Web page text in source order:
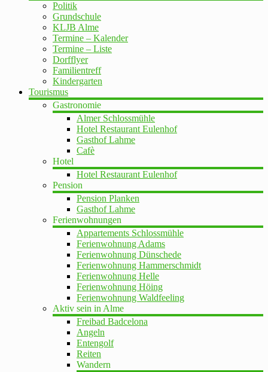
Politik
Grundschule
KLJB Alme
Termine – Kalender
Termine – Liste
Dorfflyer
Familientreff
Kindergarten
Tourismus
Gastronomie
Almer Schlossmühle
Hotel Restaurant Eulenhof
Gasthof Lahme
Cafè
Hotel
Hotel Restaurant Eulenhof
Pension
Pension Planken
Gasthof Lahme
Ferienwohnungen
Appartements Schlossmühle
Ferienwohnung Adams
Ferienwohnung Dünschede
Ferienwohnung Hammerschmidt
Ferienwohnung Helle
Ferienwohnung Höing
Ferienwohnung Waldfeeling
Aktiv sein in Alme
Freibad Badcelona
Angeln
Entengolf
Reiten
Wandern